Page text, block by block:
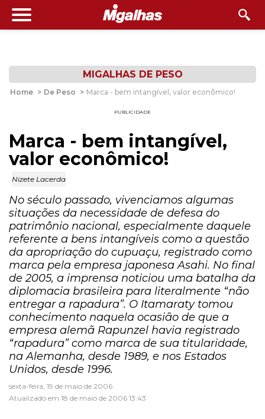
MIGALHAS DE PESO
Home > De Peso > Marca - bem intangível, valor econômico!
PUBLICIDADE
Marca - bem intangível,
valor econômico!
Nizete Lacerda
No século passado, vivenciamos algumas
situações da necessidade de defesa do
patrimônio nacional, especialmente daquele
referente a bens intangíveis como a questão
da apropriação do cupuaçu, registrado como
marca pela empresa japonesa Asahi. No final
de 2005, a imprensa noticiou uma batalha da
diplomacia brasileira para literalmente “não
entregar a rapadura”. O Itamaraty tomou
conhecimento naquela ocasião de que a
empresa alemã Rapunzel havia registrado
“rapadura” como marca de sua titularidade,
na Alemanha, desde 1989, e nos Estados
Unidos, desde 1996.
sexta-feira, 19 de maio de 2006
Atualizado em 18 de maio de 2006 13:43